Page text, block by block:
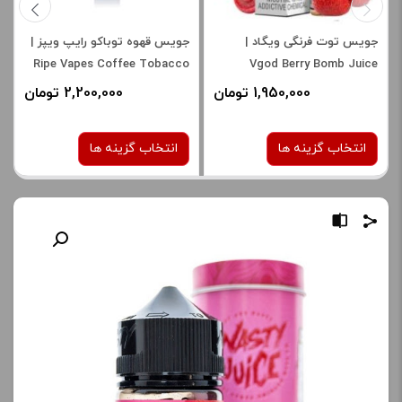
جویس توت فرنگی ویگاد |
Vgod Berry Bomb Juice
1,950,000 تومان
انتخاب گزینه ها
صاف
برای فعال شدن سبد خرید و
نمایش قیمت ، گزینه های
محصول را از کادر بالا انتخاب
جویس قهوه توباکو رایپ ویپز |
Ripe Vapes Coffee Tobacco
2,200,000 تومان
انتخاب گزینه ها
برای فعال شدن سبد خرید و
نمایش قیمت ، گزینه های
محصول را از کادر بالا انتخاب